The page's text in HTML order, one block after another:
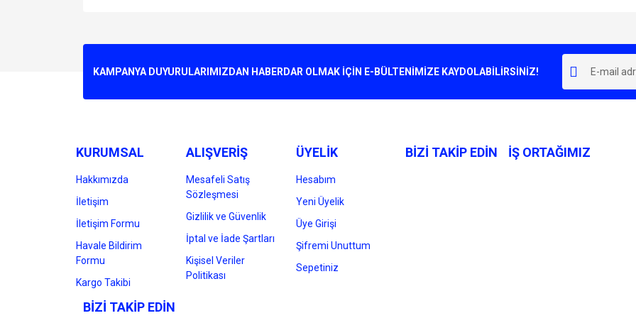
Ürün resmi kalitesiz, bozuk veya görüntülenemiyor.
Bu ürüne benzer farklı alternatifler olmalı.
KAMPANYA DUYURULARIMIZDAN HABERDAR OLMAK İÇİN E-BÜLTENİMİZE KAYDOLABİLİRSİNİZ!
KURUMSAL
Hakkımızda
İletişim
İletişim Formu
Havale Bildirim
Formu
Kargo Takibi
ALIŞVERİŞ
Mesafeli Satış
Sözleşmesi
Gizlilik ve Güvenlik
İptal ve İade Şartları
Kişisel Veriler
Politikası
ÜYELİK
Hesabım
Yeni Üyelik
Üye Girişi
Şifremi Unuttum
Sepetiniz
BİZİ TAKİP EDİN İŞ ORTAĞIMIZ
BİZİ TAKİP EDİN